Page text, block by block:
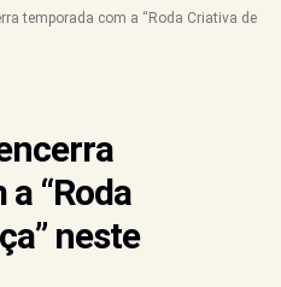
temporada com a “Roda Criativa de
“Roda
neste